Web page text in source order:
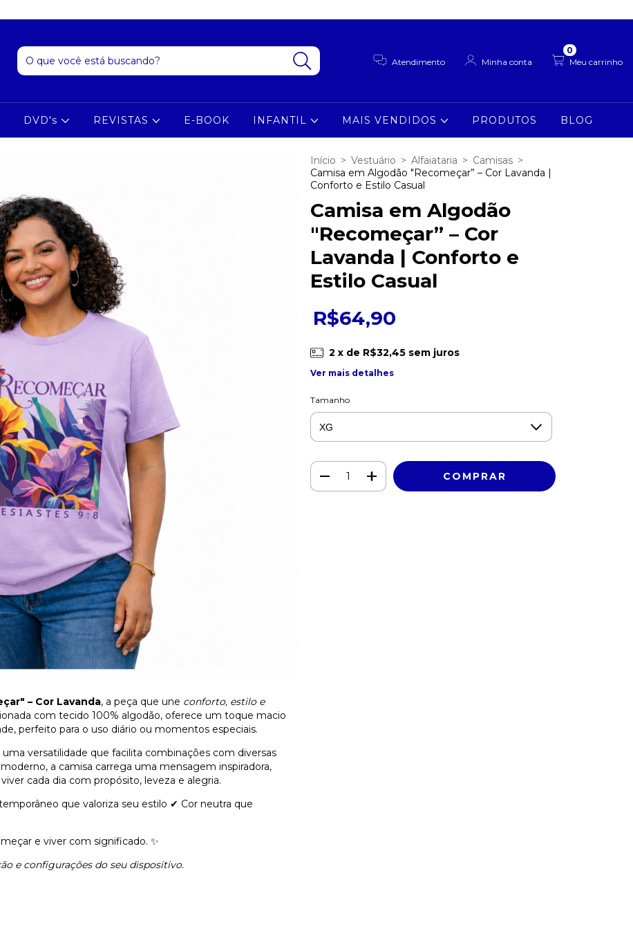
Atendimento Minha conta Meu carrinho
0
DVD's REVISTAS E-BOOK INFANTIL MAIS VENDIDOS PRODUTOS BLOG
– Cor Lavanda, a peça que une conforto, estilo e
com tecido 100% algodão, oferece um toque macio
perfeito para o uso diário ou momentos especiais.
versatilidade que facilita combinações com diversas
a camisa carrega uma mensagem inspiradora,
cada dia com propósito, leveza e alegria.
que valoriza seu estilo ✔ Cor neutra que
e viver com significado. ✨
e configurações do seu dispositivo.
Início > Vestuário > Alfaiataria > Camisas >
Camisa em Algodão "Recomeçar” – Cor Lavanda |
Conforto e Estilo Casual
Camisa em Algodão
"Recomeçar” – Cor
Lavanda | Conforto e
Estilo Casual
R$64,90
2 x de R$32,45 sem juros
Ver mais detalhes
Tamanho